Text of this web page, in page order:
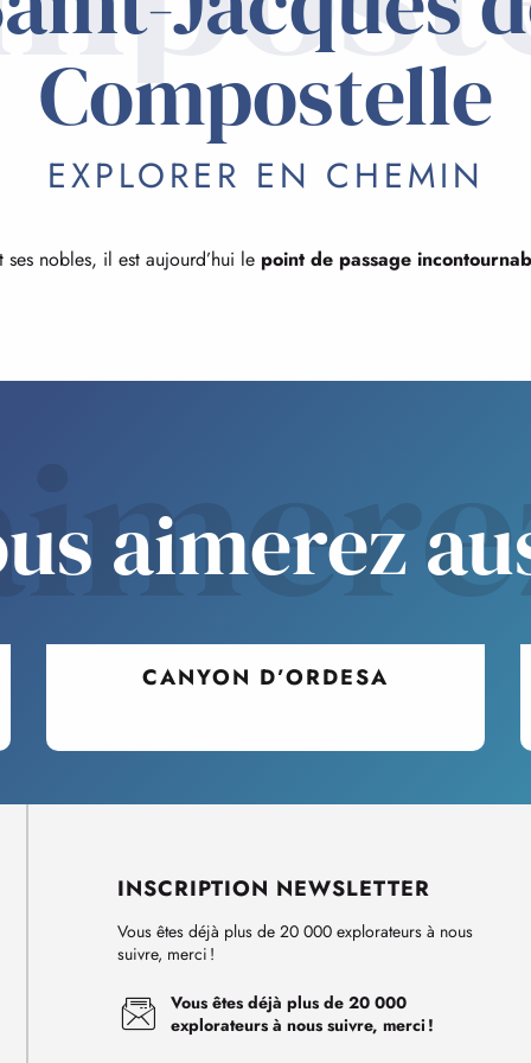
Compostelle
EXPLORER EN CHEMIN
nobles, il est aujourd’hui le point de passage
aimerez
CANYON D’ORDESA
INSCRIPTION NEWSLETTER
Vous êtes déjà plus de 20 000 explorateurs à nous
suivre, merci !
Vous êtes déjà plus de 20 000
explorateurs à nous suivre, merci !